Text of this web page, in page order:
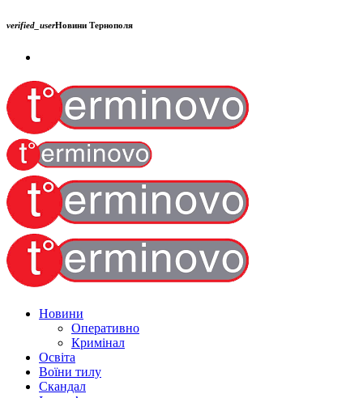
verified_userНовини Тернополя
Новини
Оперативно
Кримінал
Освіта
Воїни тилу
Скандал